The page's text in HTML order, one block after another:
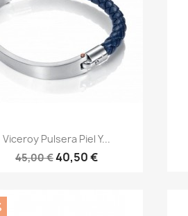
Vista rápida
Viceroy Pulsera Piel Y...
45,00 €40,50 €